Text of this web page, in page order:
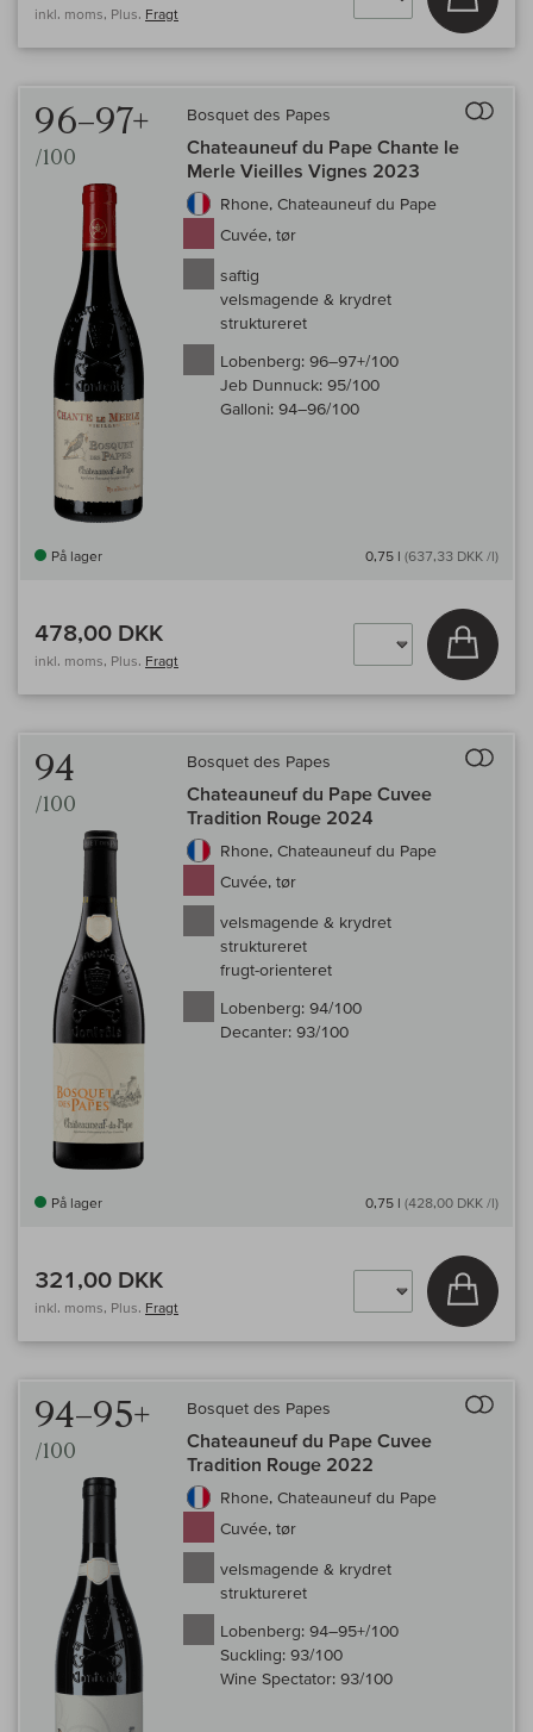
inkl. moms, Plus. Fragt
96–97+
/100
Bosquet des Papes
Chateauneuf du Pape Chante le
Merle Vieilles Vignes 2023
Rhone, Chateauneuf du Pape
Cuvée, tør
saftig
velsmagende & krydret
struktureret
Lobenberg: 96–97+/100
Jeb Dunnuck: 95/100
Galloni: 94–96/100
På lager 0,75 l (637,33 DKK /l)
478,00 DKK
inkl. moms, Plus. Fragt
Læg i
94
/100
Bosquet des Papes
Chateauneuf du Pape Cuvee
Tradition Rouge 2024
Rhone, Chateauneuf du Pape
Cuvée, tør
velsmagende & krydret
struktureret
frugt-orienteret
Lobenberg: 94/100
Decanter: 93/100
På lager 0,75 l (428,00 DKK /l)
321,00 DKK
inkl. moms, Plus. Fragt
Læg i
94–95+
/100
Bosquet des Papes
Chateauneuf du Pape Cuvee
Tradition Rouge 2022
Rhone, Chateauneuf du Pape
Cuvée, tør
velsmagende & krydret
struktureret
Lobenberg: 94–95+/100
Suckling: 93/100
Wine Spectator: 93/100